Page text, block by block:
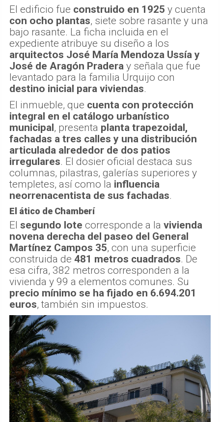
El edificio fue construido en 1925 y cuenta
con ocho plantas, siete sobre rasante y una
bajo rasante. La ficha incluida en el
expediente atribuye su diseño a los
arquitectos José María Mendoza Ussía y
José de Aragón Pradera y señala que fue
levantado para la familia Urquijo con
destino inicial para viviendas.
El inmueble, que cuenta con protección
integral en el catálogo urbanístico
municipal, presenta planta trapezoidal,
fachadas a tres calles y una distribución
articulada alrededor de dos patios
irregulares. El dosier oficial destaca sus
columnas, pilastras, galerías superiores y
templetes, así como la influencia
neorrenacentista de sus fachadas.
El ático de Chamberí
El segundo lote corresponde a la vivienda
novena derecha del paseo del General
Martínez Campos 35, con una superficie
construida de 481 metros cuadrados. De
esa cifra, 382 metros corresponden a la
vivienda y 99 a elementos comunes. Su
precio mínimo se ha fijado en 6.694.201
euros, también sin impuestos.